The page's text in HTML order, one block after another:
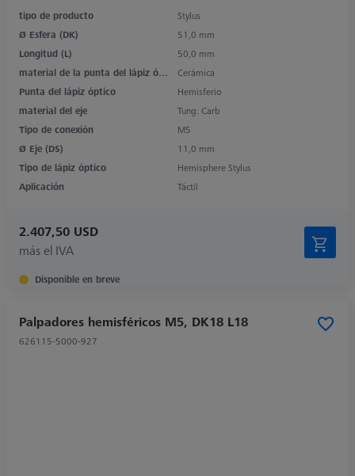
tipo de producto
Stylus
Ø Esfera (DK)
51,0 mm
Longitud (L)
50,0 mm
material de la punta del lápiz óptico
Cerámica
Punta del lápiz óptico
Hemisferio
material del eje
Tung. Carb
Tipo de conexión
M5
Ø Eje (DS)
11,0 mm
Tipo de lápiz óptico
Hemisphere Stylus
Aplicación
Táctil
2.407,50 USD
más el IVA
Disponible en breve
Palpadores hemisféricos M5, DK18 L18
626115-5000-927